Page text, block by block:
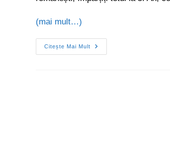
(mai mult…)
Citește Mai Mult